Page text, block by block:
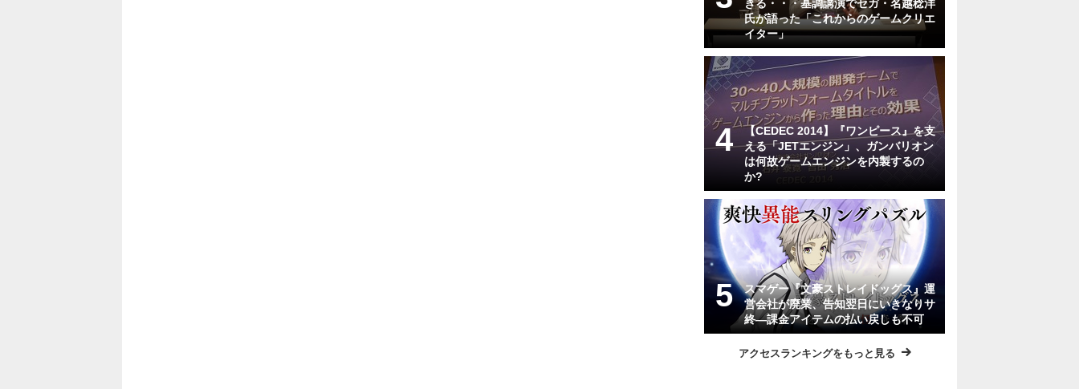
きる・・・基調講演でセガ・名越稔洋
氏が語った「これからのゲームクリエ
イター」
【CEDEC 2014】『ワンピース』を支
える「JETエンジン」、ガンバリオン
は何故ゲームエンジンを内製するの
か?
スマゲー『文豪ストレイドッグス』運
営会社が廃業、告知翌日にいきなりサ
終―課金アイテムの払い戻しも不可
アクセスランキングをもっと見る